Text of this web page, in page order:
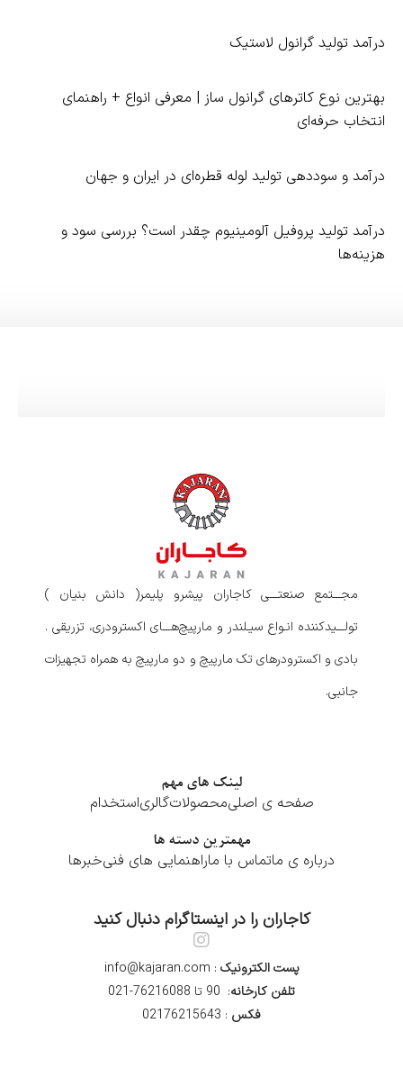
درآمد تولید گرانول لاستیک
بهترین نوع کاترهای گرانول‌ ساز | معرفی انواع + راهنمای
انتخاب حرفه‌ای
درآمد و سوددهی تولید لوله قطره‌ای در ایران و جهان
درآمد تولید پروفیل آلومینیوم چقدر است؟ بررسی سود و
هزینه‌ها
لینک های مهم
صفحه ی اصلیمحصولاتگالریاستخدام
مهمترین دسته ها
درباره ی ماتماس با ماراهنمایی های فنیخبرها
مجـــتمع صنعتـــی کاجاران پیشرو پلیمر( دانش بنیان )
تولـــیدکننده انـواع سیـلندر و مارپیچ‌هـــای اکسترودری، تزریقی .
بادی و اکسترودرهای تک مارپیچ و دو مارپیچ به همراه تجهیزات
جانبی.
کاجاران را در اینستاگرام دنبال کنید
پست الکترونیک : info@kajaran.com
تلفن کارخانه: 90 تا 76216088-021
فکس : 02176215643